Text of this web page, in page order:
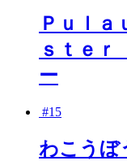
Ｐｕｌ
ｓｔｅ
ー
#15
わこうぼ